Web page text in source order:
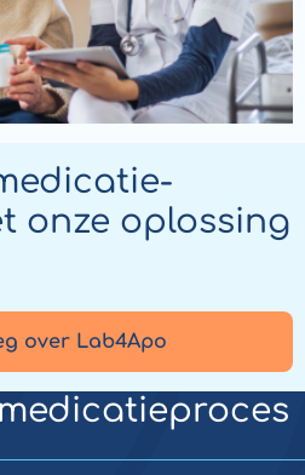
onze oplossing
over Lab4Apo